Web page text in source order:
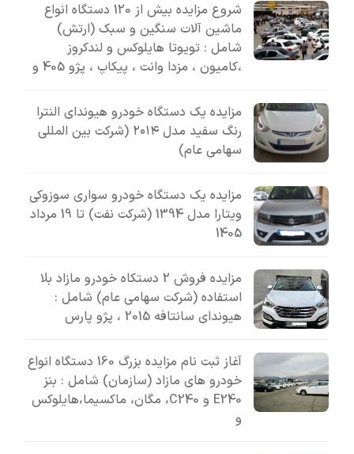
شروع مزایده بیش از 120 دستگاه انواع
ماشین آلات سنگین و سبک (ارتش)
شامل : تویوتا هایلوکس و لندکروز
،کامیون ، مزدا وانت ، پیکاپ ، پژو 405 و
مزایده یک دستگاه خودرو هیوندای النترا
رنگ سفید مدل ۲۰۱۴ (شرکت بین المللی
سهامی عام)
مزایده یک دستگاه خودرو سواری سوزوکی
ویتارا مدل 1394 (شرکت نفت) تا 19 مرداد
1405
مزایده فروش 2 دستکاه خودرو مازاد بلا
استفاده (شرکت سهامی عام) شامل :
هیوندای سانتافه 2015 ، پژو پارس
آغاز ثبت نام مزایده بزرگ 160 دستگاه انواع
خودرو های مازاد (سازمان) شامل : بنز
E240 و C240، مگان، ماکسیما،هایلوکس
و